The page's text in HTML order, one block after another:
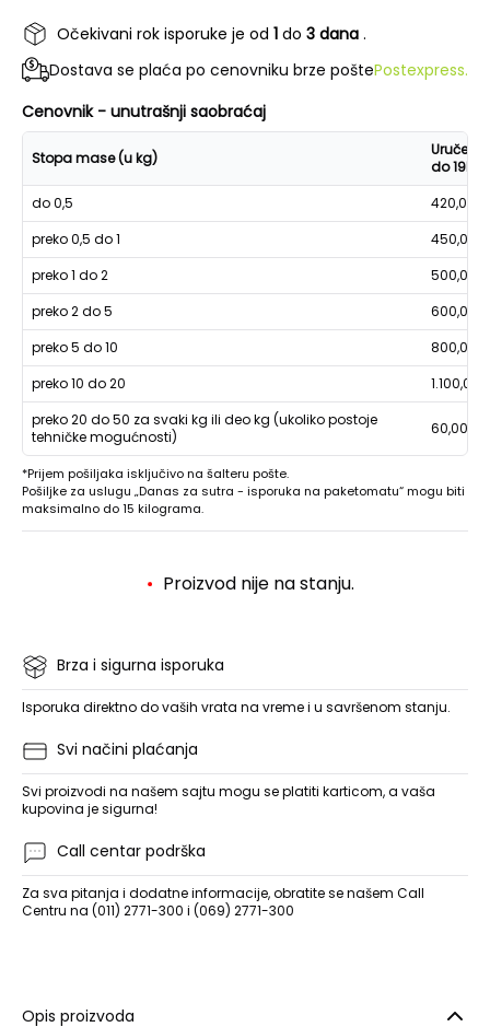
Očekivani rok isporuke je od 1 do 3 dana .
Dostava se plaća po cenovniku brze poštePostexpress.
Cenovnik - unutrašnji saobraćaj
Stopa mase (u kg)
Uručenje
do 19h
do 0,5
420,00
preko 0,5 do 1
450,00
preko 1 do 2
500,00
preko 2 do 5
600,00
preko 5 do 10
800,00
preko 10 do 20
1.100,00
preko 20 do 50 za svaki kg ili deo kg (ukoliko postoje
tehničke mogućnosti)
60,00
*Prijem pošiljaka isključivo na šalteru pošte.
Pošiljke za uslugu „Danas za sutra - isporuka na paketomatu“ mogu biti
maksimalno do 15 kilograma.
Proizvod nije na stanju.
Brza i sigurna isporuka
Isporuka direktno do vaših vrata na vreme i u savršenom stanju.
Svi načini plaćanja
Svi proizvodi na našem sajtu mogu se platiti karticom, a vaša
kupovina je sigurna!
Call centar podrška
Za sva pitanja i dodatne informacije, obratite se našem Call
Centru na (011) 2771-300 i (069) 2771-300
Opis proizvoda